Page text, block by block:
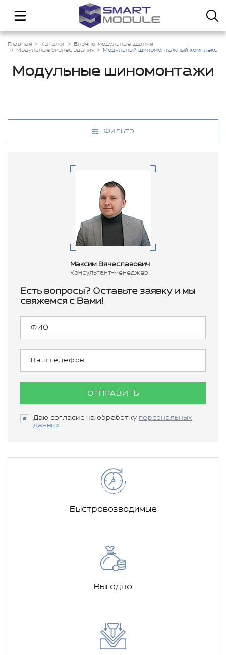
Главная Каталог
Блочно-модульные здания
Модульные бизнес здания
Модульный шиномонтажный комплекс
Модульные шиномонтажи
Фильтр
Максим Вячеславович
Консультант-менеджер
Есть вопросы? Оставьте заявку и мы
свяжемся с Вами!
ОТПРАВИТЬ
Даю согласие на обработку персональных
данных
Быстровозводимые
Выгодно